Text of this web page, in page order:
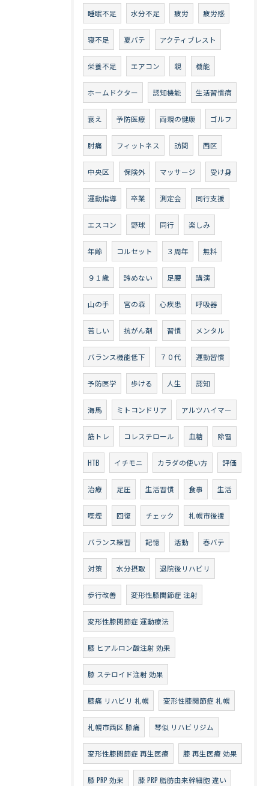
睡眠不足 水分不足 疲労 疲労感
寝不足 夏バテ アクティブレスト
栄養不足 エアコン 親 機能
ホームドクター 認知機能 生活習慣病
衰え 予防医療 両親の健康 ゴルフ
肘痛 フィットネス 訪問 西区
中央区 保険外 マッサージ 受け身
運動指導 卒業 測定会 同行支援
エスコン 野球 同行 楽しみ
年齢 コルセット ３周年 無料
９１歳 諦めない 足腰 講演
山の手 宮の森 心疾患 呼吸器
苦しい 抗がん剤 習慣 メンタル
バランス機能低下 ７０代 運動習慣
予防医学 歩ける 人生 認知
海馬 ミトコンドリア アルツハイマー
筋トレ コレステロール 血糖 除雪
HTB イチモニ カラダの使い方 評価
治療 足圧 生活習慣 食事 生活
喫煙 回復 チェック 札幌市後援
バランス練習 記憶 活動 春バテ
対策 水分摂取 退院後リハビリ
歩行改善 変形性膝関節症 注射
変形性膝関節症 運動療法
膝 ヒアルロン酸注射 効果
膝 ステロイド注射 効果
膝痛 リハビリ 札幌 変形性膝関節症 札幌
札幌市西区 膝痛 琴似 リハビリジム
変形性膝関節症 再生医療 膝 再生医療 効果
膝 PRP 効果 膝 PRP 脂肪由来幹細胞 違い